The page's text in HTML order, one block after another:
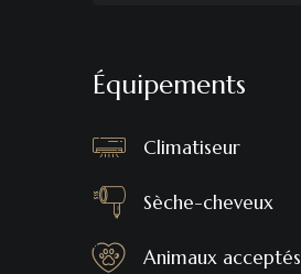
Équipements
Climatiseur
Sèche-cheveux
Animaux acceptés